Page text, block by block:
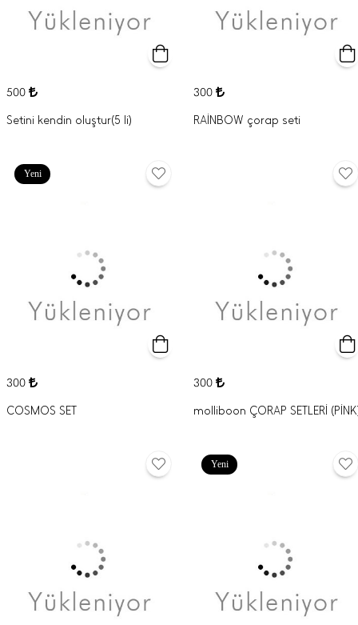
Setini kendin oluştur(5 li)
500
RAİNBOW çorap seti
300
COSMOS SET
300
Yeni
molliboon ÇORAP SETLERİ
300
Yeni